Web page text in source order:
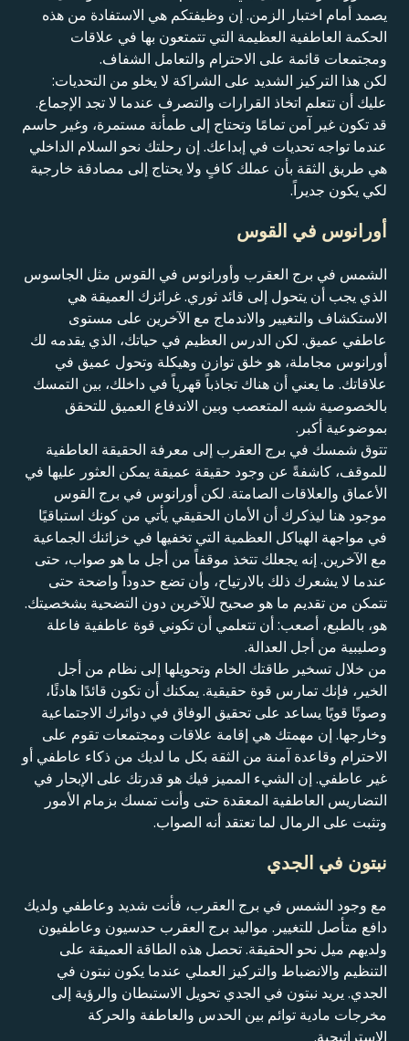
يصمد أمام اختبار الزمن. إن وظيفتكم هي الاستفادة من هذه
الحكمة العاطفية العظيمة التي تتمتعون بها في علاقات
ومجتمعات قائمة على الاحترام والتعامل الشفاف.
لكن هذا التركيز الشديد على الشراكة لا يخلو من التحديات:
عليك أن تتعلم اتخاذ القرارات والتصرف عندما لا تجد الإجماع.
قد تكون غير آمن تمامًا وتحتاج إلى طمأنة مستمرة، وغير حاسم
عندما تواجه تحديات في إبداعك. إن رحلتك نحو السلام الداخلي
هي طريق الثقة بأن عملك كافٍ ولا يحتاج إلى مصادقة خارجية
لكي يكون جديراً.
أورانوس في القوس
الشمس في برج العقرب وأورانوس في القوس مثل الجاسوس
الذي يجب أن يتحول إلى قائد ثوري. غرائزك العميقة هي
الاستكشاف والتغيير والاندماج مع الآخرين على مستوى
عاطفي عميق. لكن الدرس العظيم في حياتك، الذي يقدمه لك
أورانوس مجاملة، هو خلق توازن وهيكلة وتحول عميق في
علاقاتك. ما يعني أن هناك تجاذباً قهرياً في داخلك، بين التمسك
بالخصوصية شبه المتعصب وبين الاندفاع العميق للتحقق
بموضوعية أكبر.
تتوق شمسك في برج العقرب إلى معرفة الحقيقة العاطفية
للموقف، كاشفةً عن وجود حقيقة عميقة يمكن العثور عليها في
الأعماق والعلاقات الصامتة. لكن أورانوس في برج القوس
موجود هنا ليذكرك أن الأمان الحقيقي يأتي من كونك استباقيًا
في مواجهة الهياكل العظمية التي تخفيها في خزائنك الجماعية
مع الآخرين. إنه يجعلك تتخذ موقفاً من أجل ما هو صواب، حتى
عندما لا يشعرك ذلك بالارتياح، وأن تضع حدوداً واضحة حتى
تتمكن من تقديم ما هو صحيح للآخرين دون التضحية بشخصيتك.
هو، بالطبع، أصعب: أن تتعلمي أن تكوني قوة عاطفية فاعلة
وصليبية من أجل العدالة.
من خلال تسخير طاقتك الخام وتحويلها إلى نظام من أجل
الخير، فإنك تمارس قوة حقيقية. يمكنك أن تكون قائدًا هادئًا،
وصوتًا قويًا يساعد على تحقيق الوفاق في دوائرك الاجتماعية
وخارجها. إن مهمتك هي إقامة علاقات ومجتمعات تقوم على
الاحترام وقاعدة آمنة من الثقة بكل ما لديك من ذكاء عاطفي أو
غير عاطفي. إن الشيء المميز فيك هو قدرتك على الإبحار في
التضاريس العاطفية المعقدة حتى وأنت تمسك بزمام الأمور
وتثبت على الرمال لما تعتقد أنه الصواب.
نبتون في الجدي
مع وجود الشمس في برج العقرب، فأنت شديد وعاطفي ولديك
دافع متأصل للتغيير. مواليد برج العقرب حدسيون وعاطفيون
ولديهم ميل نحو الحقيقة. تحصل هذه الطاقة العميقة على
التنظيم والانضباط والتركيز العملي عندما يكون نبتون في
الجدي. يريد نبتون في الجدي تحويل الاستبطان والرؤية إلى
مخرجات مادية توائم بين الحدس والعاطفة والحركة
الاستراتيجية.